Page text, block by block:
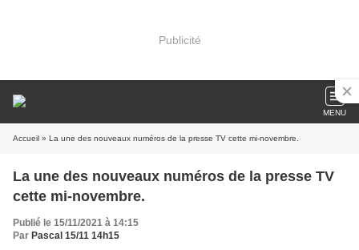
Publicité
MENU
Accueil » La une des nouveaux numéros de la presse TV cette mi-novembre.
La une des nouveaux numéros de la presse TV
cette mi-novembre.
Publié le 15/11/2021 à 14:15
Par Pascal 15/11 14h15